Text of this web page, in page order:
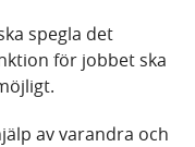
spegla det
för jobbet ska
av varandra och